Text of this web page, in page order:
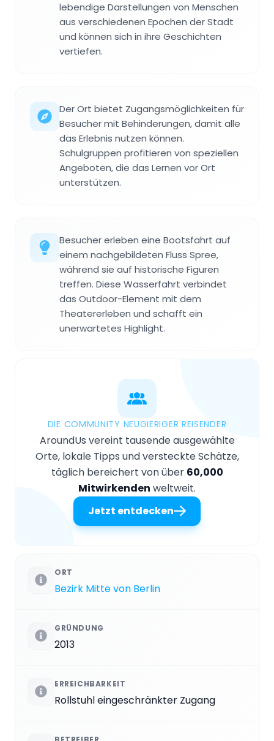
lebendige Darstellungen von Menschen
aus verschiedenen Epochen der Stadt
und können sich in ihre Geschichten
vertiefen.
Der Ort bietet Zugangsmöglichkeiten für
Besucher mit Behinderungen, damit alle
das Erlebnis nutzen können.
Schulgruppen profitieren von speziellen
Angeboten, die das Lernen vor Ort
unterstützen.
Besucher erleben eine Bootsfahrt auf
einem nachgebildeten Fluss Spree,
während sie auf historische Figuren
treffen. Diese Wasserfahrt verbindet
das Outdoor-Element mit dem
Theatererleben und schafft ein
unerwartetes Highlight.
DIE COMMUNITY NEUGIERIGER REISENDER
AroundUs vereint tausende ausgewählte
Orte, lokale Tipps und versteckte Schätze,
täglich bereichert von über 60,000
Mitwirkenden weltweit.
Jetzt entdecken
ORT
Bezirk Mitte von Berlin
GRÜNDUNG
2013
ERREICHBARKEIT
Rollstuhl eingeschränkter Zugang